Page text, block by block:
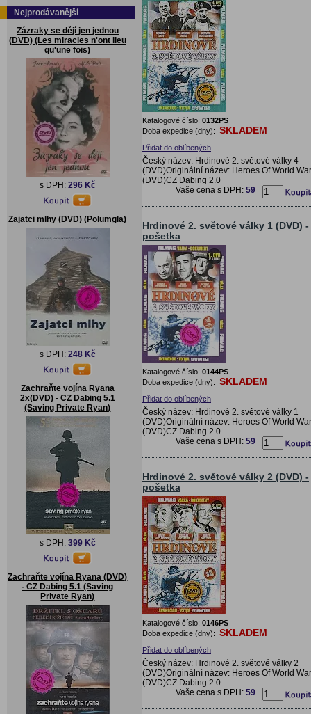
Nejprodávanější
Zázraky se dějí jen jednou
(DVD) (Les miracles n'ont lieu
qu'une fois)
s DPH: 296 Kč
Zajatci mlhy (DVD) (Polumgla)
s DPH: 248 Kč
Zachraňte vojína Ryana
2x(DVD) - CZ Dabing 5.1
(Saving Private Ryan)
s DPH: 399 Kč
Zachraňte vojína Ryana (DVD)
- CZ Dabing 5.1 (Saving
Private Ryan)
Katalogové číslo: 0132PS
Doba expedice (dny): SKLADEM
Přidat do oblíbených
Český název: Hrdinové 2. světové války 4
(DVD)Originální název: Heroes Of World
(DVD)CZ Dabing 2.0
Vaše cena s DPH: 59
Hrdinové 2. světové války 1 (DVD) -
pošetka
Katalogové číslo: 0144PS
Doba expedice (dny): SKLADEM
Přidat do oblíbených
Český název: Hrdinové 2. světové války 1
(DVD)Originální název: Heroes Of World
(DVD)CZ Dabing 2.0
Vaše cena s DPH: 59
Hrdinové 2. světové války 2 (DVD) -
pošetka
Katalogové číslo: 0146PS
Doba expedice (dny): SKLADEM
Přidat do oblíbených
Český název: Hrdinové 2. světové války 2
(DVD)Originální název: Heroes Of World
(DVD)CZ Dabing 2.0
Vaše cena s DPH: 59